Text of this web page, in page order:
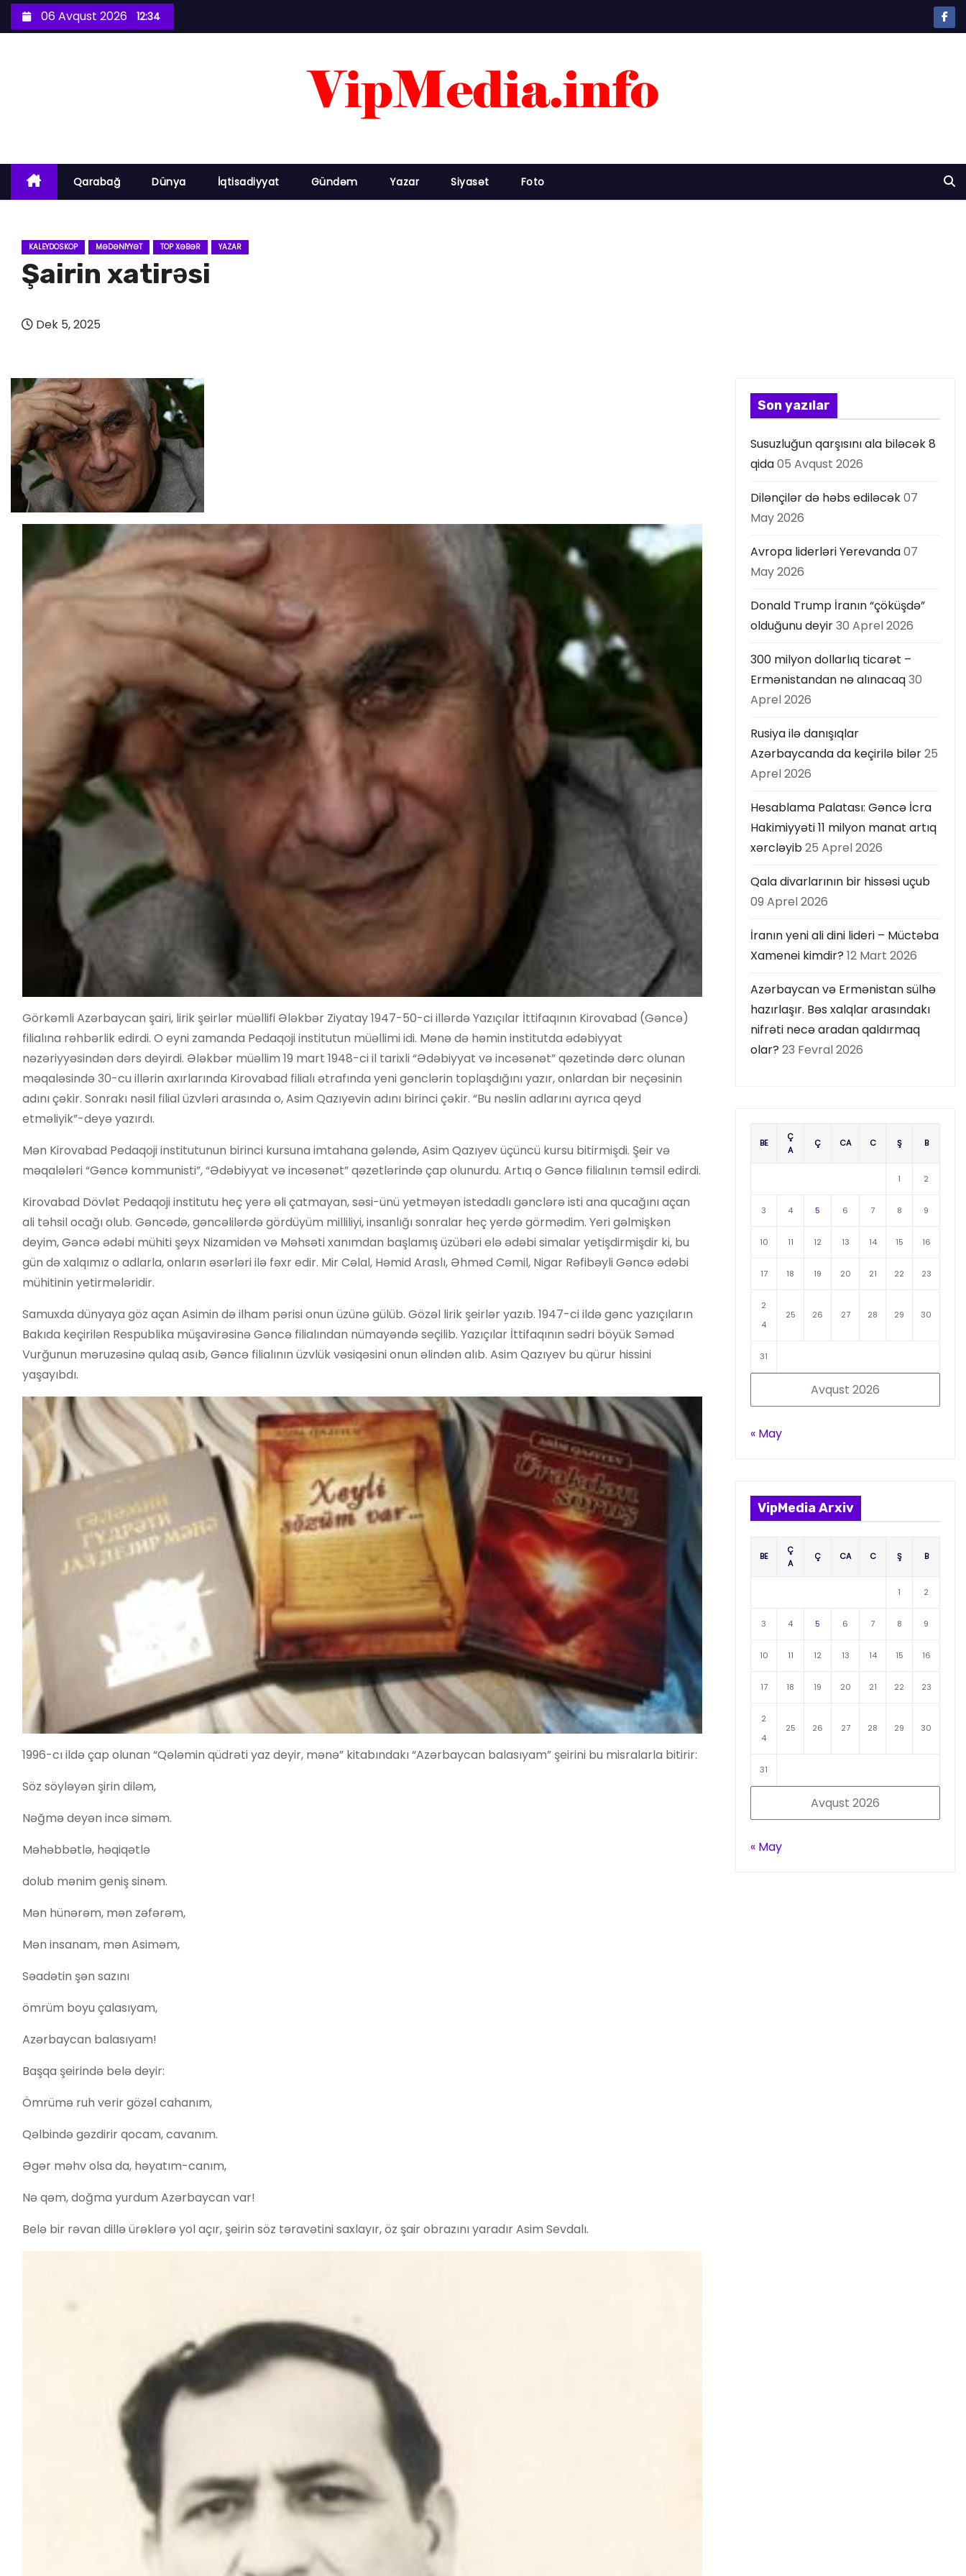
k
06 Avqust 2026 12:34
Qarabağ Dünya İqtisadiyyat Gündəm Yazar Siyasət Foto
KALEYDOSKOP MƏDƏNIYYƏT TOP XƏBƏR YAZAR
Şairin xatirəsi
Dek 5, 2025
Görkəmli Azərbaycan şairi, lirik şeirlər müəllifi Ələkbər Ziyatay 1947-50-ci illərdə Yazıçılar İttifaqının Kirovabad (Gəncə)
filialına rəhbərlik edirdi. O eyni zamanda Pedaqoji institutun müəllimi idi. Mənə də həmin institutda ədəbiyyat
nəzəriyyəsindən dərs deyirdi. Ələkbər müəllim 19 mart 1948-ci il tarixli “Ədəbiyyat və incəsənət” qəzetində dərc olunan
məqaləsində 30-cu illərin axırlarında Kirovabad filialı ətrafında yeni gənclərin toplaşdığını yazır, onlardan bir neçəsinin
adını çəkir. Sonrakı nəsil filial üzvləri arasında o, Asim Qazıyevin adını birinci çəkir. “Bu nəslin adlarını ayrıca qeyd
etməliyik”-deyə yazırdı.
Mən Kirovabad Pedaqoji institutunun birinci kursuna imtahana gələndə, Asim Qazıyev üçüncü kursu bitirmişdi. Şeir və
məqalələri “Gəncə kommunisti”, “Ədəbiyyat və incəsənət” qəzetlərində çap olunurdu. Artıq o Gəncə filialının təmsil edirdi.
Kirovabad Dövlət Pedaqoji institutu heç yerə əli çatmayan, səsi-ünü yetməyən istedadlı gənclərə isti ana qucağını açan
ali təhsil ocağı olub. Gəncədə, gəncəlilərdə gördüyüm milliliyi, insanlığı sonralar heç yerdə görmədim. Yeri gəlmişkən
deyim, Gəncə ədəbi mühiti şeyx Nizamidən və Məhsəti xanımdan başlamış üzübəri elə ədəbi simalar yetişdirmişdir ki, bu
gün də xalqımız o adlarla, onların əsərləri ilə fəxr edir. Mir Cəlal, Həmid Araslı, Əhməd Cəmil, Nigar Rəfibəyli Gəncə ədəbi
mühitinin yetirmələridir.
Samuxda dünyaya göz açan Asimin də ilham pərisi onun üzünə gülüb. Gözəl lirik şeirlər yazıb. 1947-ci ildə gənc yazıçıların
Bakıda keçirilən Respublika müşavirəsinə Gəncə filialından nümayəndə seçilib. Yazıçılar İttifaqının sədri böyük Səməd
Vurğunun məruzəsinə qulaq asıb, Gəncə filialının üzvlük vəsiqəsini onun əlindən alıb. Asim Qazıyev bu qürur hissini
yaşayıbdı.
1996-cı ildə çap olunan “Qələmin qüdrəti yaz deyir, mənə” kitabındakı “Azərbaycan balasıyam” şeirini bu misralarla bitirir:
Söz söyləyən şirin diləm,
Nəğmə deyən incə siməm.
Məhəbbətlə, həqiqətlə
dolub mənim geniş sinəm.
Mən hünərəm, mən zəfərəm,
Mən insanam, mən Asiməm,
Səadətin şən sazını
ömrüm boyu çalasıyam,
Azərbaycan balasıyam!
Başqa şeirində belə deyir:
Ömrümə ruh verir gözəl cahanım,
Qəlbində gəzdirir qocam, cavanım.
Əgər məhv olsa da, həyatım-canım,
Nə qəm, doğma yurdum Azərbaycan var!
Belə bir rəvan dillə ürəklərə yol açır, şeirin söz təravətini saxlayır, öz şair obrazını yaradır Asim Sevdalı.
Son yazılar
Susuzluğun qarşısını ala biləcək 8
qida05 Avqust 2026
Dilənçilər də həbs ediləcək07
May 2026
Avropa liderləri Yerevanda07
May 2026
Donald Trump İranın “çöküşdə”
olduğunu deyir30 Aprel 2026
300 milyon dollarlıq ticarət –
Ermənistandan nə alınacaq30
Aprel 2026
Rusiya ilə danışıqlar
Azərbaycanda da keçirilə bilər25
Aprel 2026
Hesablama Palatası: Gəncə İcra
Hakimiyyəti 11 milyon manat artıq
xərcləyib25 Aprel 2026
Qala divarlarının bir hissəsi uçub
09 Aprel 2026
İranın yeni ali dini lideri – Müctəba
Xamenei kimdir? 12 Mart 2026
Azərbaycan və Ermənistan sülhə
hazırlaşır. Bəs xalqlar arasındakı
nifrəti necə aradan qaldırmaq
olar? 23 Fevral 2026
Avqust 2026
BE
Ç
A
Ç CA C Ş B
1 2
3 4 5 6 7 8 9
10 11 12 13 14 15 16
17 18 19 20 21 22 23
2
4
25 26 27 28 29 30
31
« May
VipMedia Arxiv
Avqust 2026
BE
Ç
A
Ç CA C Ş B
1 2
3 4 5 6 7 8 9
10 11 12 13 14 15 16
17 18 19 20 21 22 23
2
4
25 26 27 28 29 30
31
« May